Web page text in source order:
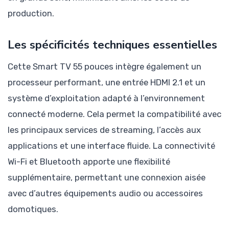
production.
Les spécificités techniques essentielles
Cette Smart TV 55 pouces intègre également un
processeur performant, une entrée HDMI 2.1 et un
système d’exploitation adapté à l’environnement
connecté moderne. Cela permet la compatibilité avec
les principaux services de streaming, l’accès aux
applications et une interface fluide. La connectivité
Wi-Fi et Bluetooth apporte une flexibilité
supplémentaire, permettant une connexion aisée
avec d’autres équipements audio ou accessoires
domotiques.